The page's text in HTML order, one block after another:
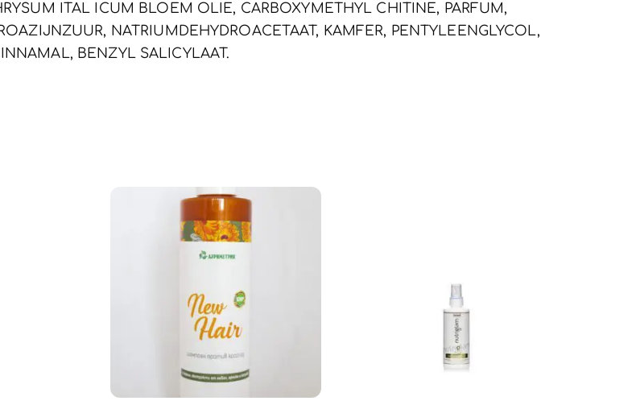
ITAL ICUM BLOEM OLIE, CARBOXYMETHYL CHITINE, PARFUM,
NATRIUMDEHYDROACETAAT, KAMFER, PENTYLEENGLYCOL,
BENZYL SALICYLAAT.